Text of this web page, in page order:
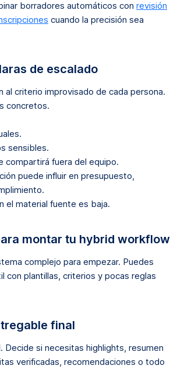
borradores automáticos con revisión
cuando la precisión sea
de escalado
al criterio improvisado de cada persona.
concretos.
sensibles.
compartirá fuera del equipo.
puede influir en presupuesto,
el material fuente es baja.
montar tu hybrid workflow
complejo para empezar. Puedes
con plantillas, criterios y pocas reglas
final
Decide si necesitas highlights, resumen
verificadas, recomendaciones o todo